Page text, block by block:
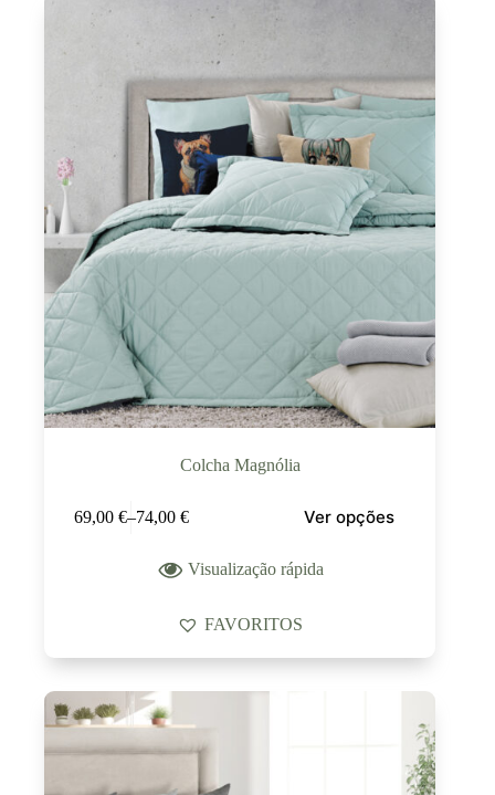
Colcha Magnólia
69,00 €–74,00 € Ver opções
Visualização rápida
FAVORITOS